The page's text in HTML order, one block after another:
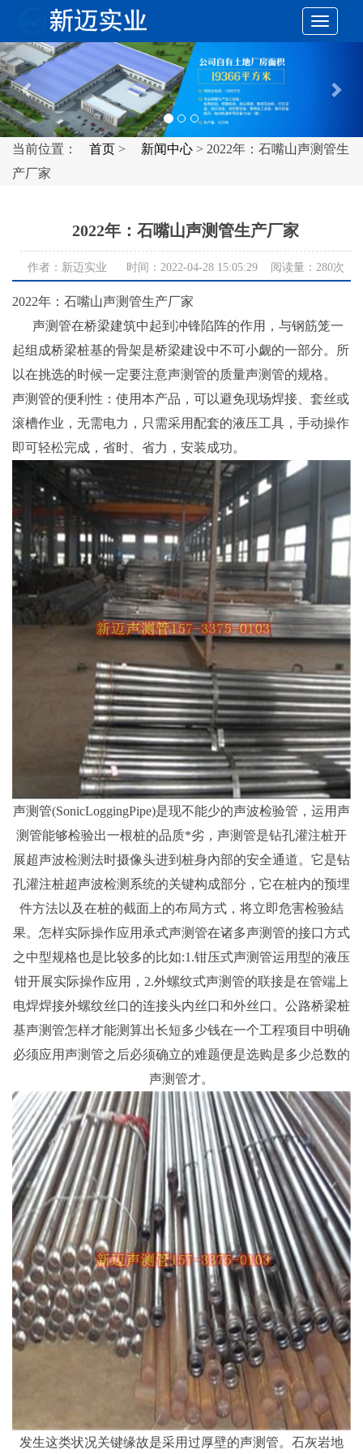
切
换
导
Previous
当前位置： 首页 > 新闻中心 > 2022年：石嘴山声测管生
产厂家
2022年：石嘴山声测管生产厂家
作者：新迈实业 时间：2022-04-28 15:05:29 阅读量： 280次
2022年：石嘴山声测管生产厂家
声测管在桥梁建筑中起到冲锋陷阵的作用，与钢筋笼一
起组成桥梁桩基的骨架是桥梁建设中不可小觑的一部分。所
以在挑选的时候一定要注意声测管的质量声测管的规格。
声测管的便利性：使用本产品，可以避免现场焊接、套丝或
滚槽作业，无需电力，只需采用配套的液压工具，手动操作
即可轻松完成，省时、省力，安装成功。
声测管(SonicLoggingPipe)是现不能少的声波检验管，运用声
测管能够检验出一根桩的品质*劣，声测管是钻孔灌注桩开
展超声波检测法时摄像头进到桩身內部的安全通道。它是钻
孔灌注桩超声波检测系统的关键构成部分，它在桩内的预埋
件方法以及在桩的截面上的布局方式，将立即危害检验結
果。怎样实际操作应用承式声测管在诸多声测管的接口方式
之中型规格也是比较多的比如:1.钳压式声测管运用型的液压
钳开展实际操作应用，2.外螺纹式声测管的联接是在管端上
电焊焊接外螺纹丝口的连接头内丝口和外丝口。公路桥梁桩
基声测管怎样才能测算出长短多少钱在一个工程项目中明确
必须应用声测管之后必须确立的难题便是选购是多少总数的
声测管才。
发生这类状况关键缘故是采用过厚壁的声测管。石灰岩地